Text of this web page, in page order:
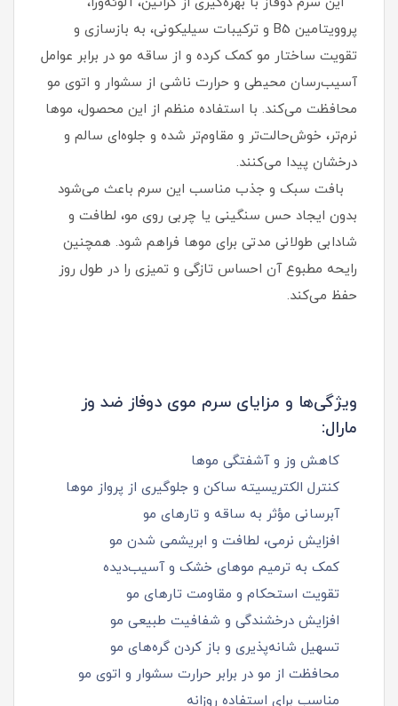
پروویتامین B5 و ترکیبات سیلیکونی، به بازسازی و
تقویت ساختار مو کمک کرده و از ساقه مو در برابر عوامل
آسیب‌رسان محیطی و حرارت ناشی از سشوار و اتوی مو
محافظت می‌کند. با استفاده منظم از این محصول، موها
نرم‌تر، خوش‌حالت‌تر و مقاوم‌تر شده و جلوه‌ای سالم و
درخشان پیدا می‌کنند.
بافت سبک و جذب مناسب این سرم باعث می‌شود
بدون ایجاد حس سنگینی یا چربی روی مو، لطافت و
شادابی طولانی‌ مدتی برای موها فراهم شود. همچنین
رایحه مطبوع آن احساس تازگی و تمیزی را در طول روز
حفظ می‌کند.
ویژگی‌ها و مزایای سرم موی دوفاز ضد وز
مارال:
کاهش وز و آشفتگی موها
کنترل الکتریسیته ساکن و جلوگیری از پرواز موها
آبرسانی مؤثر به ساقه و تارهای مو
افزایش نرمی، لطافت و ابریشمی شدن مو
کمک به ترمیم موهای خشک و آسیب‌دیده
تقویت استحکام و مقاومت تارهای مو
افزایش درخشندگی و شفافیت طبیعی مو
تسهیل شانه‌پذیری و باز کردن گره‌های مو
محافظت از مو در برابر حرارت سشوار و اتوی مو
مناسب برای استفاده روزانه